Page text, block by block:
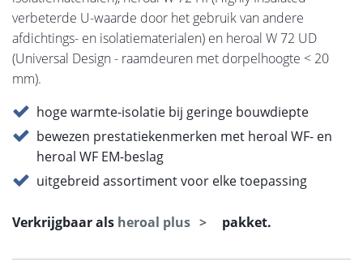
verbeterde U-waarde door het gebruik van andere
afdichtings- en isolatiematerialen) en heroal W 72 UD
(Universal Design - raamdeuren met dorpelhoogte < 20
mm).
hoge warmte-isolatie bij geringe bouwdiepte
bewezen prestatiekenmerken met heroal WF- en
heroal WF EM-beslag
uitgebreid assortiment voor elke toepassing
Verkrijgbaar als heroal plus pakket.